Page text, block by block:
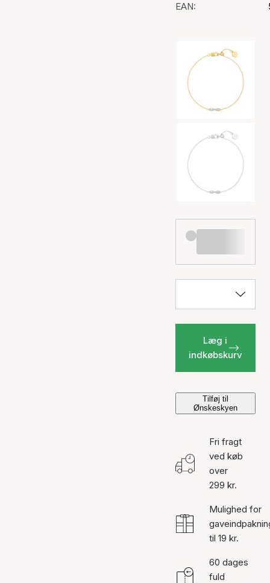
EAN:
Valg af farve
Læg i
indkøbskurv
Tilføj til
Ønskeskyen
Fri fragt
ved køb
over
299 kr.
Mulighed for
til 19 kr.
60 dages
fuld